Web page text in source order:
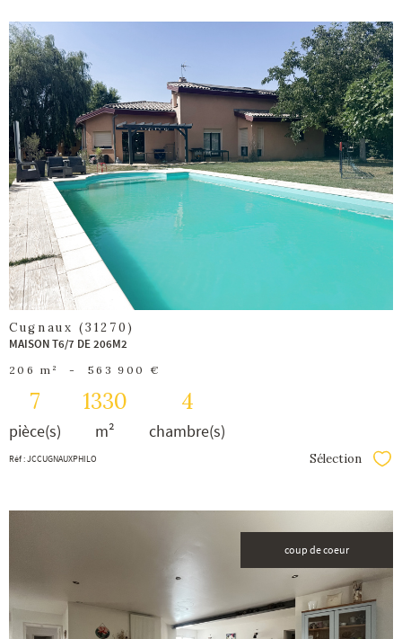
voir le
bien
Cugnaux (31270)
MAISON T6/7 DE 206M2
206 m² - 563 900 €
7
pièce(s)
1330
m²
4
chambre(s)
Réf : JCCUGNAUXPHILO Sélection
coup de coeur
voir le